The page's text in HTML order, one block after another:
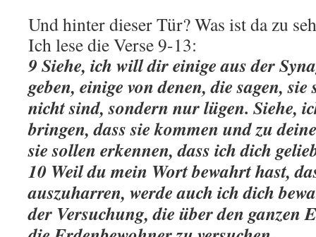
Und hinter dieser Tür? Was ist da zu
Ich lese die Verse 9-13:
9 Siehe, ich will dir einige aus der
geben, einige von denen, die sagen,
nicht sind, sondern nur lügen. Siehe,
bringen, dass sie kommen und zu
sie sollen erkennen, dass ich dich
10 Weil du mein Wort bewahrt hast,
auszuharren, werde auch ich dich
der Versuchung, die über den ganzen